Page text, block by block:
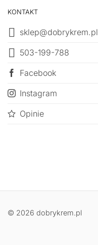
KONTAKT
sklep@dobrykrem.pl
503-199-788
Facebook
Instagram
Opinie
© 2026 dobrykrem.pl